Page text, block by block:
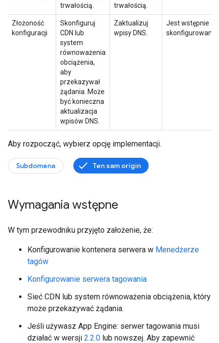
trwałością.
trwałością.
Złożoność
konfiguracji
Skonfiguruj
CDN lub
system
równoważenia
obciążenia,
aby
przekazywał
żądania. Może
być konieczna
aktualizacja
wpisów DNS.
Zaktualizuj
wpisy DNS.
Jest wstępnie
skonfigurowany.
Aby rozpocząć, wybierz opcję implementacji.
Subdomena Ten sam origin
Wymagania wstępne
W tym przewodniku przyjęto założenie, że:
Konfigurowanie kontenera serwera w Menedżerze
tagów
Konfigurowanie serwera tagowania
Sieć CDN lub system równoważenia obciążenia, który
może przekazywać żądania.
Jeśli używasz App Engine: serwer tagowania musi
działać w wersji 2.2.0 lub nowszej. Aby zapewnić